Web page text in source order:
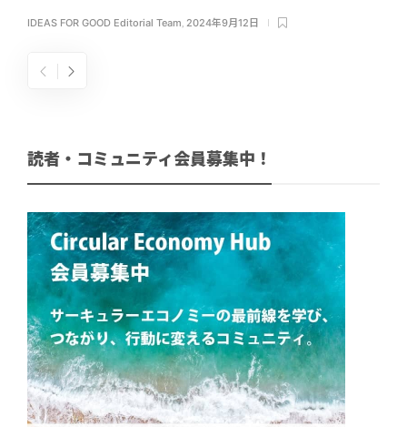
IDEAS FOR GOOD Editorial Team, 2024年9月12日
読者・コミュニティ会員募集中！